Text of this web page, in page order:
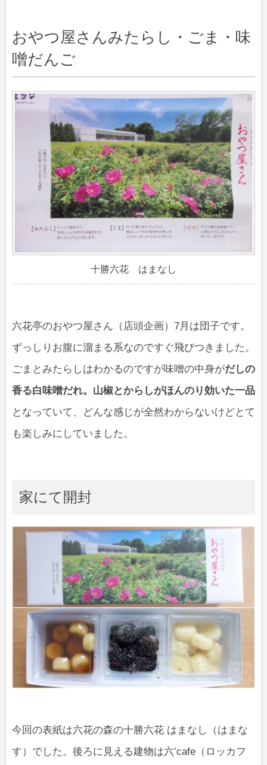
おやつ屋さんみたらし・ごま・味
噌だんご
十勝六花 はまなし
六花亭のおやつ屋さん（店頭企画）7月は団子です。
ずっしりお腹に溜まる系なのですぐ飛びつきました。
ごまとみたらしはわかるのですが味噌の中身がだしの
香る白味噌だれ。山椒とからしがほんのり効いた一品
となっていて、どんな感じが全然わからないけどとて
も楽しみにしていました。
家にて開封
今回の表紙は六花の森の十勝六花 はまなし（はまな
す）でした。後ろに見える建物は六’cafe（ロッカフ